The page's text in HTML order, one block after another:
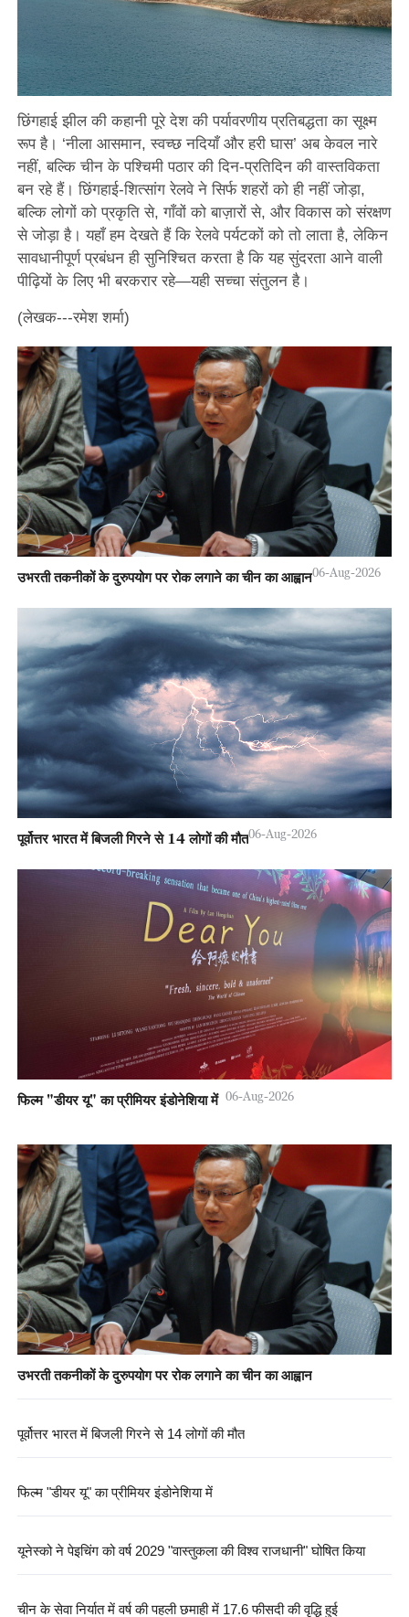
छिंगहाई झील की कहानी पूरे देश की पर्यावरणीय प्रतिबद्धता का सूक्ष्म
रूप है। ‘नीला आसमान, स्वच्छ नदियाँ और हरी घास’ अब केवल नारे
नहीं, बल्कि चीन के पश्चिमी पठार की दिन-प्रतिदिन की वास्तविकता
बन रहे हैं। छिंगहाई-शित्सांग रेलवे ने सिर्फ शहरों को ही नहीं जोड़ा,
बल्कि लोगों को प्रकृति से, गाँवों को बाज़ारों से, और विकास को संरक्षण
से जोड़ा है। यहाँ हम देखते हैं कि रेलवे पर्यटकों को तो लाता है, लेकिन
सावधानीपूर्ण प्रबंधन ही सुनिश्चित करता है कि यह सुंदरता आने वाली
पीढ़ियों के लिए भी बरकरार रहे—यही सच्चा संतुलन है।
(लेखक---रमेश शर्मा)
उभरती तकनीकों के दुरुपयोग पर रोक लगाने का चीन का आह्वान06-Aug-2026
पूर्वोत्तर भारत में बिजली गिरने से 14 लोगों की मौत06-Aug-2026
फिल्म "डीयर यू" का प्रीमियर इंडोनेशिया में 06-Aug-2026
उभरती तकनीकों के दुरुपयोग पर रोक लगाने का चीन का आह्वान
पूर्वोत्तर भारत में बिजली गिरने से 14 लोगों की मौत
फिल्म "डीयर यू" का प्रीमियर इंडोनेशिया में
यूनेस्को ने पेइचिंग को वर्ष 2029 "वास्तुकला की विश्व राजधानी" घोषित किया
चीन के सेवा निर्यात में वर्ष की पहली छमाही में 17.6 फीसदी की वृद्धि हुई